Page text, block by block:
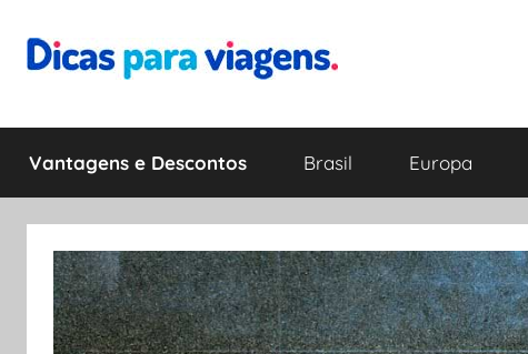
para
Dicas
para
Viagens
a
melhor
viagem
Vantagens e Descontos Brasil Europa